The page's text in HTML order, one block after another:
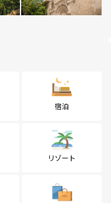
宿泊
リゾート